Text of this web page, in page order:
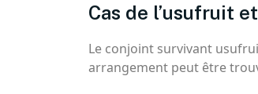
Cas de l’usufruit
Le conjoint survivant
arrangement peut être